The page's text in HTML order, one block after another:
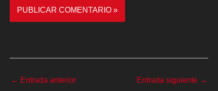
← Entrada anterior Entrada siguiente →